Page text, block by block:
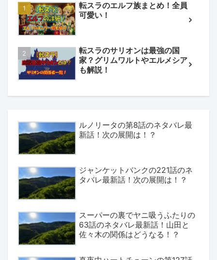
転スラのエルフ族まとめ！全員
可愛い！
転スラのサリオンは最強の国
家？グリムワルトやエルメシア
も解説！
ルノリータの第8話のネタバレ最
新話！次の展開は！？
ジャンケットバンクの221話のネ
タバレ最新話！次の展開は！？
スーパーの裏でヤニ吸うふたりの
63話のネタバレ最新話！山田と
佐々木の関係はどうなる！？